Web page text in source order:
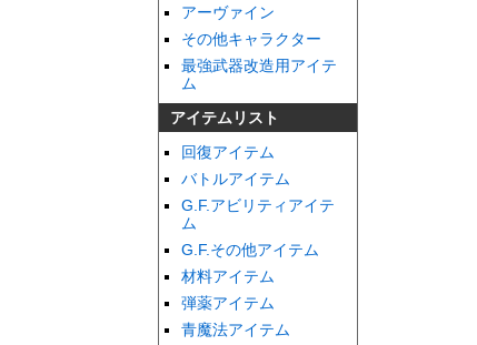
アーヴァイン
その他キャラクター
最強武器改造用アイテ
ム
アイテムリスト
回復アイテム
バトルアイテム
G.F.アビリティアイテ
ム
G.F.その他アイテム
材料アイテム
弾薬アイテム
青魔法アイテム